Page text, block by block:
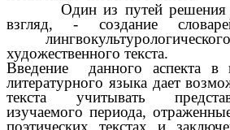
Один из путей решения
взгляд, - создание
художественного текста.
Введение данного аспекта в
литературного языка дает
текста учитывать
изучаемого периода,